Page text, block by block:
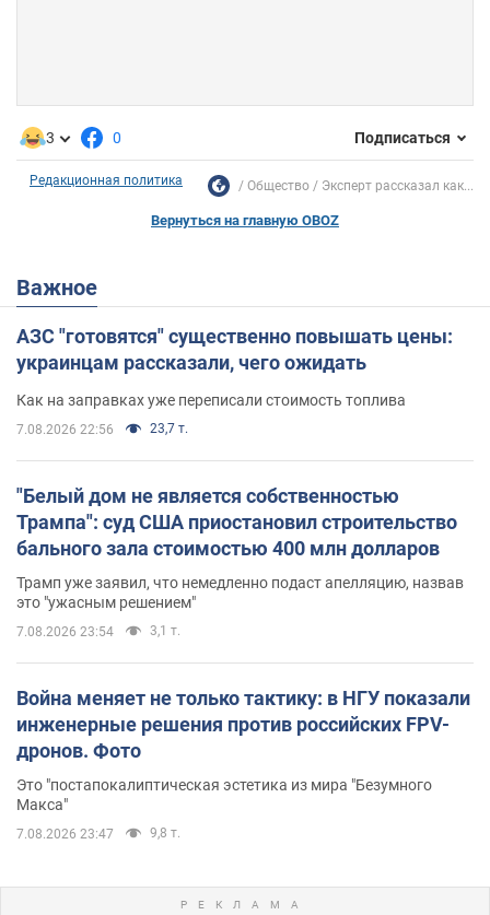
3 0 Подписаться
Редакционная политика Общество Эксперт рассказал как...
Вернуться на главную OBOZ
Важное
АЗС "готовятся" существенно повышать цены:
украинцам рассказали, чего ожидать
Как на заправках уже переписали стоимость топлива
7.08.2026 22:56 23,7 т.
"Белый дом не является собственностью
Трампа": суд США приостановил строительство
бального зала стоимостью 400 млн долларов
Трамп уже заявил, что немедленно подаст апелляцию, назвав
это "ужасным решением"
7.08.2026 23:54 3,1 т.
Война меняет не только тактику: в НГУ показали
инженерные решения против российских FPV-
дронов. Фото
Это "постапокалиптическая эстетика из мира "Безумного
Макса"
7.08.2026 23:47 9,8 т.